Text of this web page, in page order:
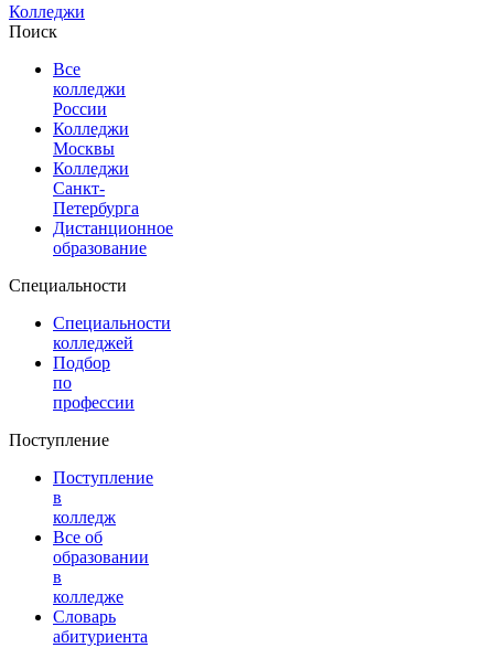
Колледжи
Поиск
Все
колледжи
России
Колледжи
Москвы
Колледжи
Санкт-
Петербурга
Дистанционное
образование
Специальности
Специальности
колледжей
Подбор
по
профессии
Поступление
Поступление
в
колледж
Все об
образовании
в
колледже
Словарь
абитуриента